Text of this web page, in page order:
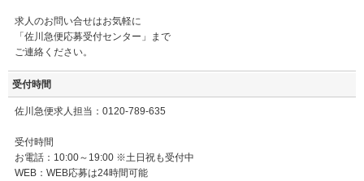
求人のお問い合せはお気軽に
「佐川急便応募受付センター」まで
ご連絡ください。
受付時間
佐川急便求人担当：0120-789-635
受付時間
お電話：10:00～19:00 ※土日祝も受付中
WEB：WEB応募は24時間可能